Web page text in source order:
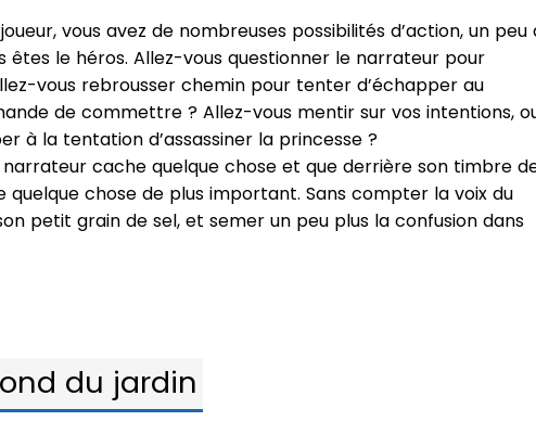
vous avez de nombreuses possibilités d’action, un peu
êtes le héros. Allez-vous questionner le narrateur pour
vous rebrousser chemin pour tenter d’échapper au
de commettre ? Allez-vous mentir sur vos intentions,
à la tentation d’assassiner la princesse ?
narrateur cache quelque chose et que derrière son timbre
quelque chose de plus important. Sans compter la voix du
petit grain de sel, et semer un peu plus la confusion dans
du jardin